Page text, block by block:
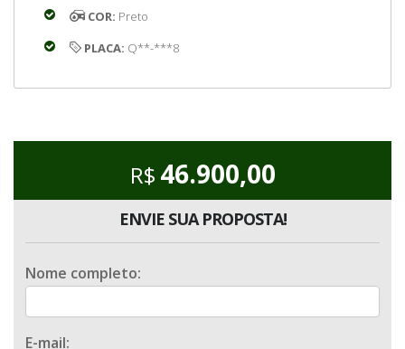
COR: Preto
PLACA: Q**-***8
R$ 46.900,00
ENVIE SUA PROPOSTA!
Nome completo:
E-mail: